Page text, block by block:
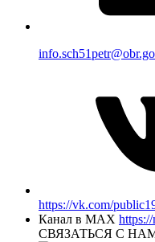
https://vk.com/
Канал в MAX
СВЯЗАТЬСЯ С